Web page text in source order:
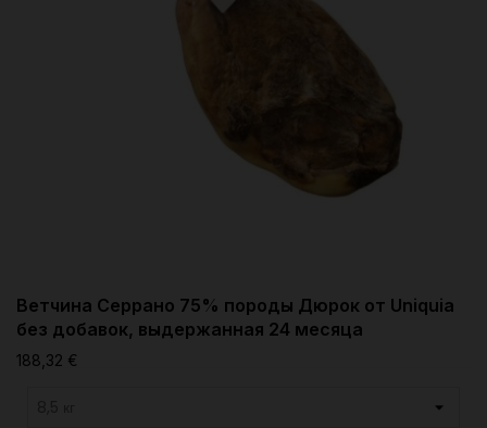
Ветчина Серрано 75% породы Дюрок от Uniquia
без добавок, выдержанная 24 месяца
188,32 €